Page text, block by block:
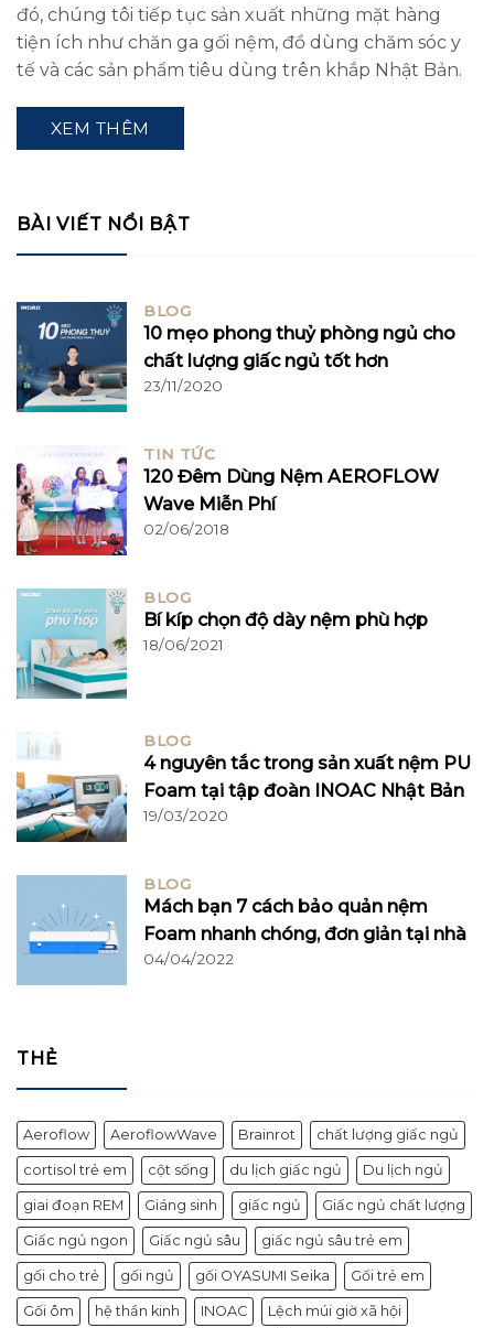
đó, chúng tôi tiếp tục sản xuất những mặt hàng
tiện ích như chăn ga gối nệm, đồ dùng chăm sóc y
tế và các sản phẩm tiêu dùng trên khắp Nhật Bản.
XEM THÊM
BÀI VIẾT NỔI BẬT
BLOG
10 mẹo phong thuỷ phòng ngủ cho
chất lượng giấc ngủ tốt hơn
23/11/2020
TIN TỨC
120 Đêm Dùng Nệm AEROFLOW
Wave Miễn Phí
02/06/2018
BLOG
Bí kíp chọn độ dày nệm phù hợp
18/06/2021
BLOG
4 nguyên tắc trong sản xuất nệm PU
Foam tại tập đoàn INOAC Nhật Bản
19/03/2020
BLOG
Mách bạn 7 cách bảo quản nệm
Foam nhanh chóng, đơn giản tại nhà
04/04/2022
THẺ
Aeroflow AeroflowWave Brainrot chất lượng giấc ngủ
cortisol trẻ em cột sống du lịch giấc ngủ Du lịch ngủ
giai đoạn REM Giáng sinh giấc ngủ Giấc ngủ chất lượng
Giấc ngủ ngon Giấc ngủ sâu giấc ngủ sâu trẻ em
gối cho trẻ gối ngủ gối OYASUMI Seika Gối trẻ em
Gối ôm hệ thần kinh INOAC Lệch múi giờ xã hội